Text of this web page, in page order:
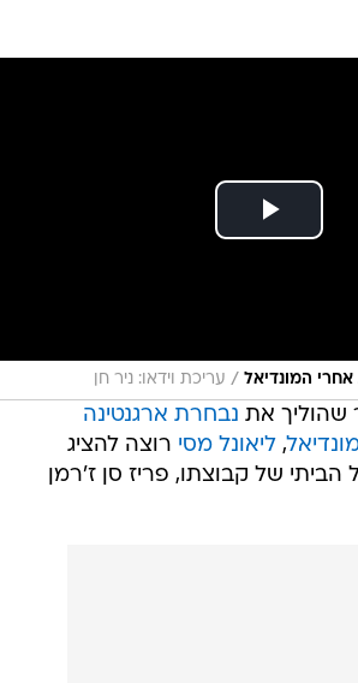
המונדיאל / עריכת וידאו: ניר חן
שהוליך את נבחרת ארגנטינה
,ליאונל מסי רוצה להציג
הביתי של קבוצתו, פריז סן ז'רמן